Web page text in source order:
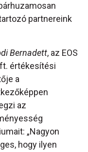
partnereink
Bernadett, az EOS
értékesítési
a
az
„Nagyon
hogy ilyen